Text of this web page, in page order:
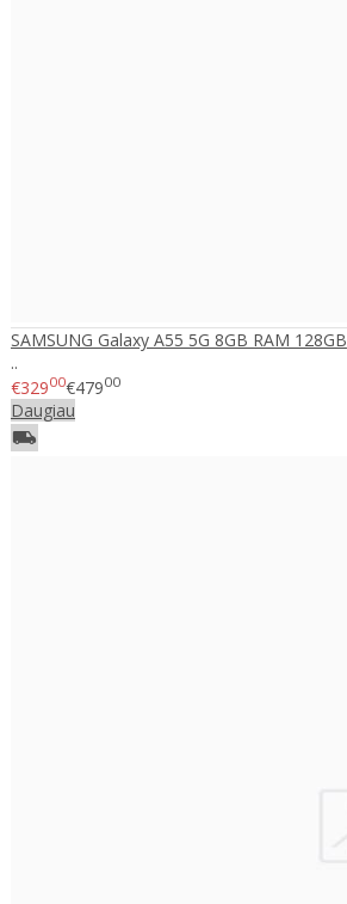
SAMSUNG Galaxy A55 5G 8GB RAM 128GB
..
€32900€47900
Daugiau